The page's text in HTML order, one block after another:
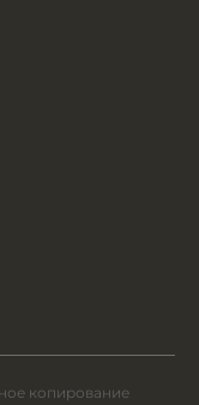
копирование